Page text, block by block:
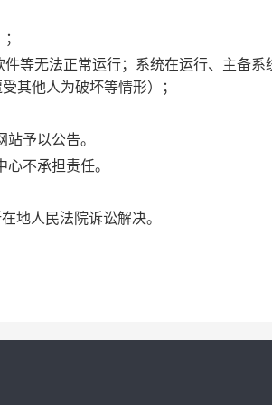
等无法正常运行；系统在运行、主备系
其他人为破坏等情形）；
予以公告。
不承担责任。
地人民法院诉讼解决。